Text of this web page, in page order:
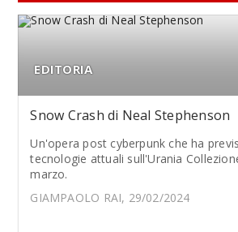
EDITORIA
Snow Crash di Neal Stephenson
Un'opera post cyberpunk che ha
tecnologie attuali sull'Urania
marzo.
GIAMPAOLO RAI, 29/02/2024